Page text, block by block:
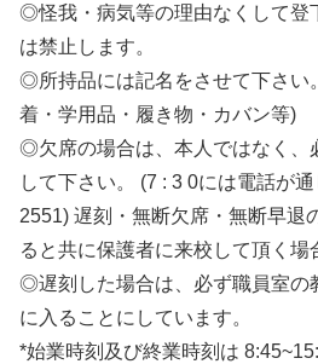
◎怪我・病気等の理由なくして登
は禁止します。
◎所持品には記名をさせて下さい
着・学用品・履き物・カバン等)
◎欠席の場合は、本人ではなく、
して下さい。 (7 : 3 0には電話が
2551) 遅刻・無断欠席・無断早退
ると共に保護者に来校して頂く場
◎遅刻した場合は、必ず職員室の
に入ることにしています。
*始業時刻及び終業時刻は